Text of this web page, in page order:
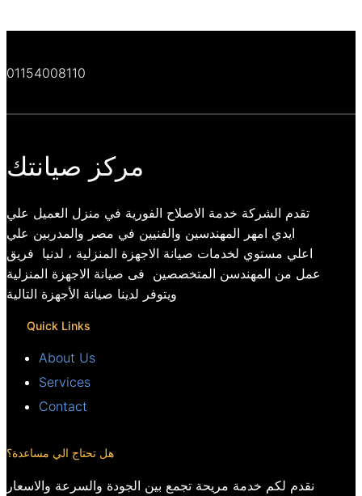
01154008110
مركز صيانتك
تقدم الشركة خدمة الاصلاح الفورية في منزل العميل علي
ايدي امهر المهندسين والفنيين في مصر والمدربين علي
اعلي مستوي لخدمات صيانة الاجهزة المنزلية ، لدنيا فريق
عمل من المهندسن المتخصصين فى صيانة الاجهزة المنزلية
ويتوفر لدينا صيانة الأجهزة التالية
Quick Links
About Us
Services
Contact
هل تحتاج الي مساعدة؟
نقدم لكم خدمة مريحة تجمع بين الجودة والسرعة والاسعار